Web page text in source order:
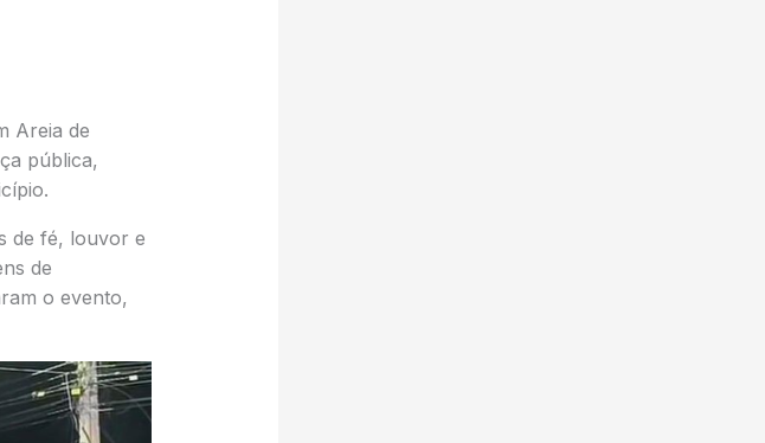
Areia de
pública,
de fé, louvor e
de
o evento,